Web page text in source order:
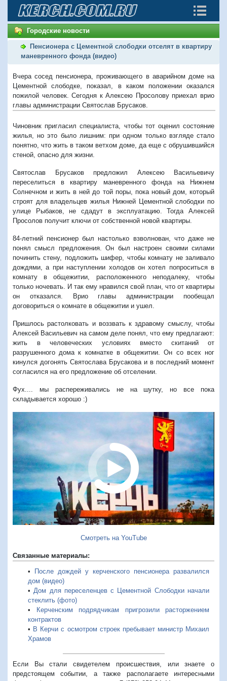
Городские новости
Пенсионера с Цементной слободки отселят в квартиру
маневренного фонда (видео)
Вчера сосед пенсионера, проживающего в аварийном доме на
Цементной слободке, показал, в каком положении оказался
пожилой человек. Сегодня к Алексею Просолову приехал врио
главы администрации Святослав Брусаков.
Чиновник пригласил специалиста, чтобы тот оценил состояние
жилья, но это было лишним: при одном только взгляде стало
понятно, что жить в таком ветхом доме, да еще с обрушившийся
стеной, опасно для жизни.
Святослав Брусаков предложил Алексею Васильевичу
переселиться в квартиру маневренного фонда на Нижнем
Солнечном и жить в ней до той поры, пока новый дом, который
строят для владельцев жилья Нижней Цементной слободки по
улице Рыбаков, не сдадут в эксплуатацию. Тогда Алексей
Просолов получит ключи от собственной новой квартиры.
84-летний пенсионер был настолько взволнован, что даже не
понял смысл предложения. Он был настроен своими силами
починить стену, подложить шифер, чтобы комнату не заливало
дождями, а при наступлении холодов он хотел попроситься в
комнату в общежитии, расположенного неподалеку, чтобы
только ночевать. И так ему нравился свой план, что от квартиры
он отказался. Врио главы администрации пообещал
договориться о комнате в общежитии и ушел.
Пришлось растолковать и воззвать к здравому смыслу, чтобы
Алексей Васильевич на самом деле понял, что ему предлагают:
жить в человеческих условиях вместо скитаний от
разрушенного дома к комнатке в общежитии. Он со всех ног
кинулся догонять Святослава Брусакова и в последний момент
согласился на его предложение об отселении.
Фух.... мы распереживались не на шутку, но все пока
складывается хорошо :)
Смотреть на YouTube
Связанные материалы:
• После дождей у керченского пенсионера развалился
дом (видео)
• Дом для переселенцев с Цементной Слободки начали
стеклить (фото)
• Керченским подрядчикам пригрозили расторжением
контрактов
• В Керчи с осмотром строек пребывает министр Михаил
Храмов
Если Вы стали свидетелем происшествия, или знаете о
предстоящем событии, а также располагаете интересными